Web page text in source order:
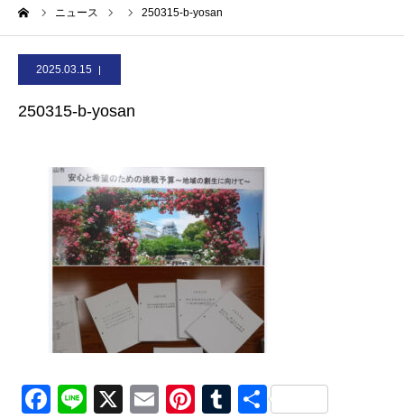
ニュース 250315-b-yosan
2025.03.15
250315-b-yosan
Facebook
Line
X EmailPinterest
Tumblr
共